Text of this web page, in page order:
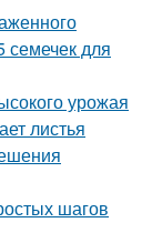
для
урожая
листья
шагов